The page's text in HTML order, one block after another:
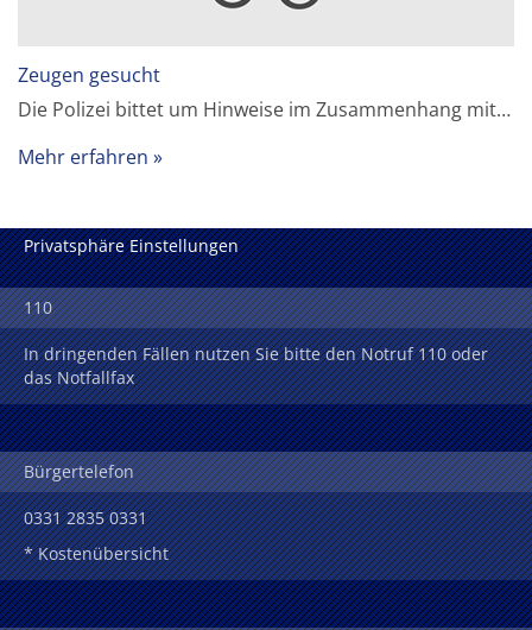
Zeugen gesucht
Die Polizei bittet um Hinweise im Zusammenhang mit…
Mehr erfahren
Privatsphäre Einstellungen
110
In dringenden Fällen nutzen Sie bitte den Notruf 110 oder
das Notfallfax
Bürgertelefon
0331 2835 0331
* Kostenübersicht